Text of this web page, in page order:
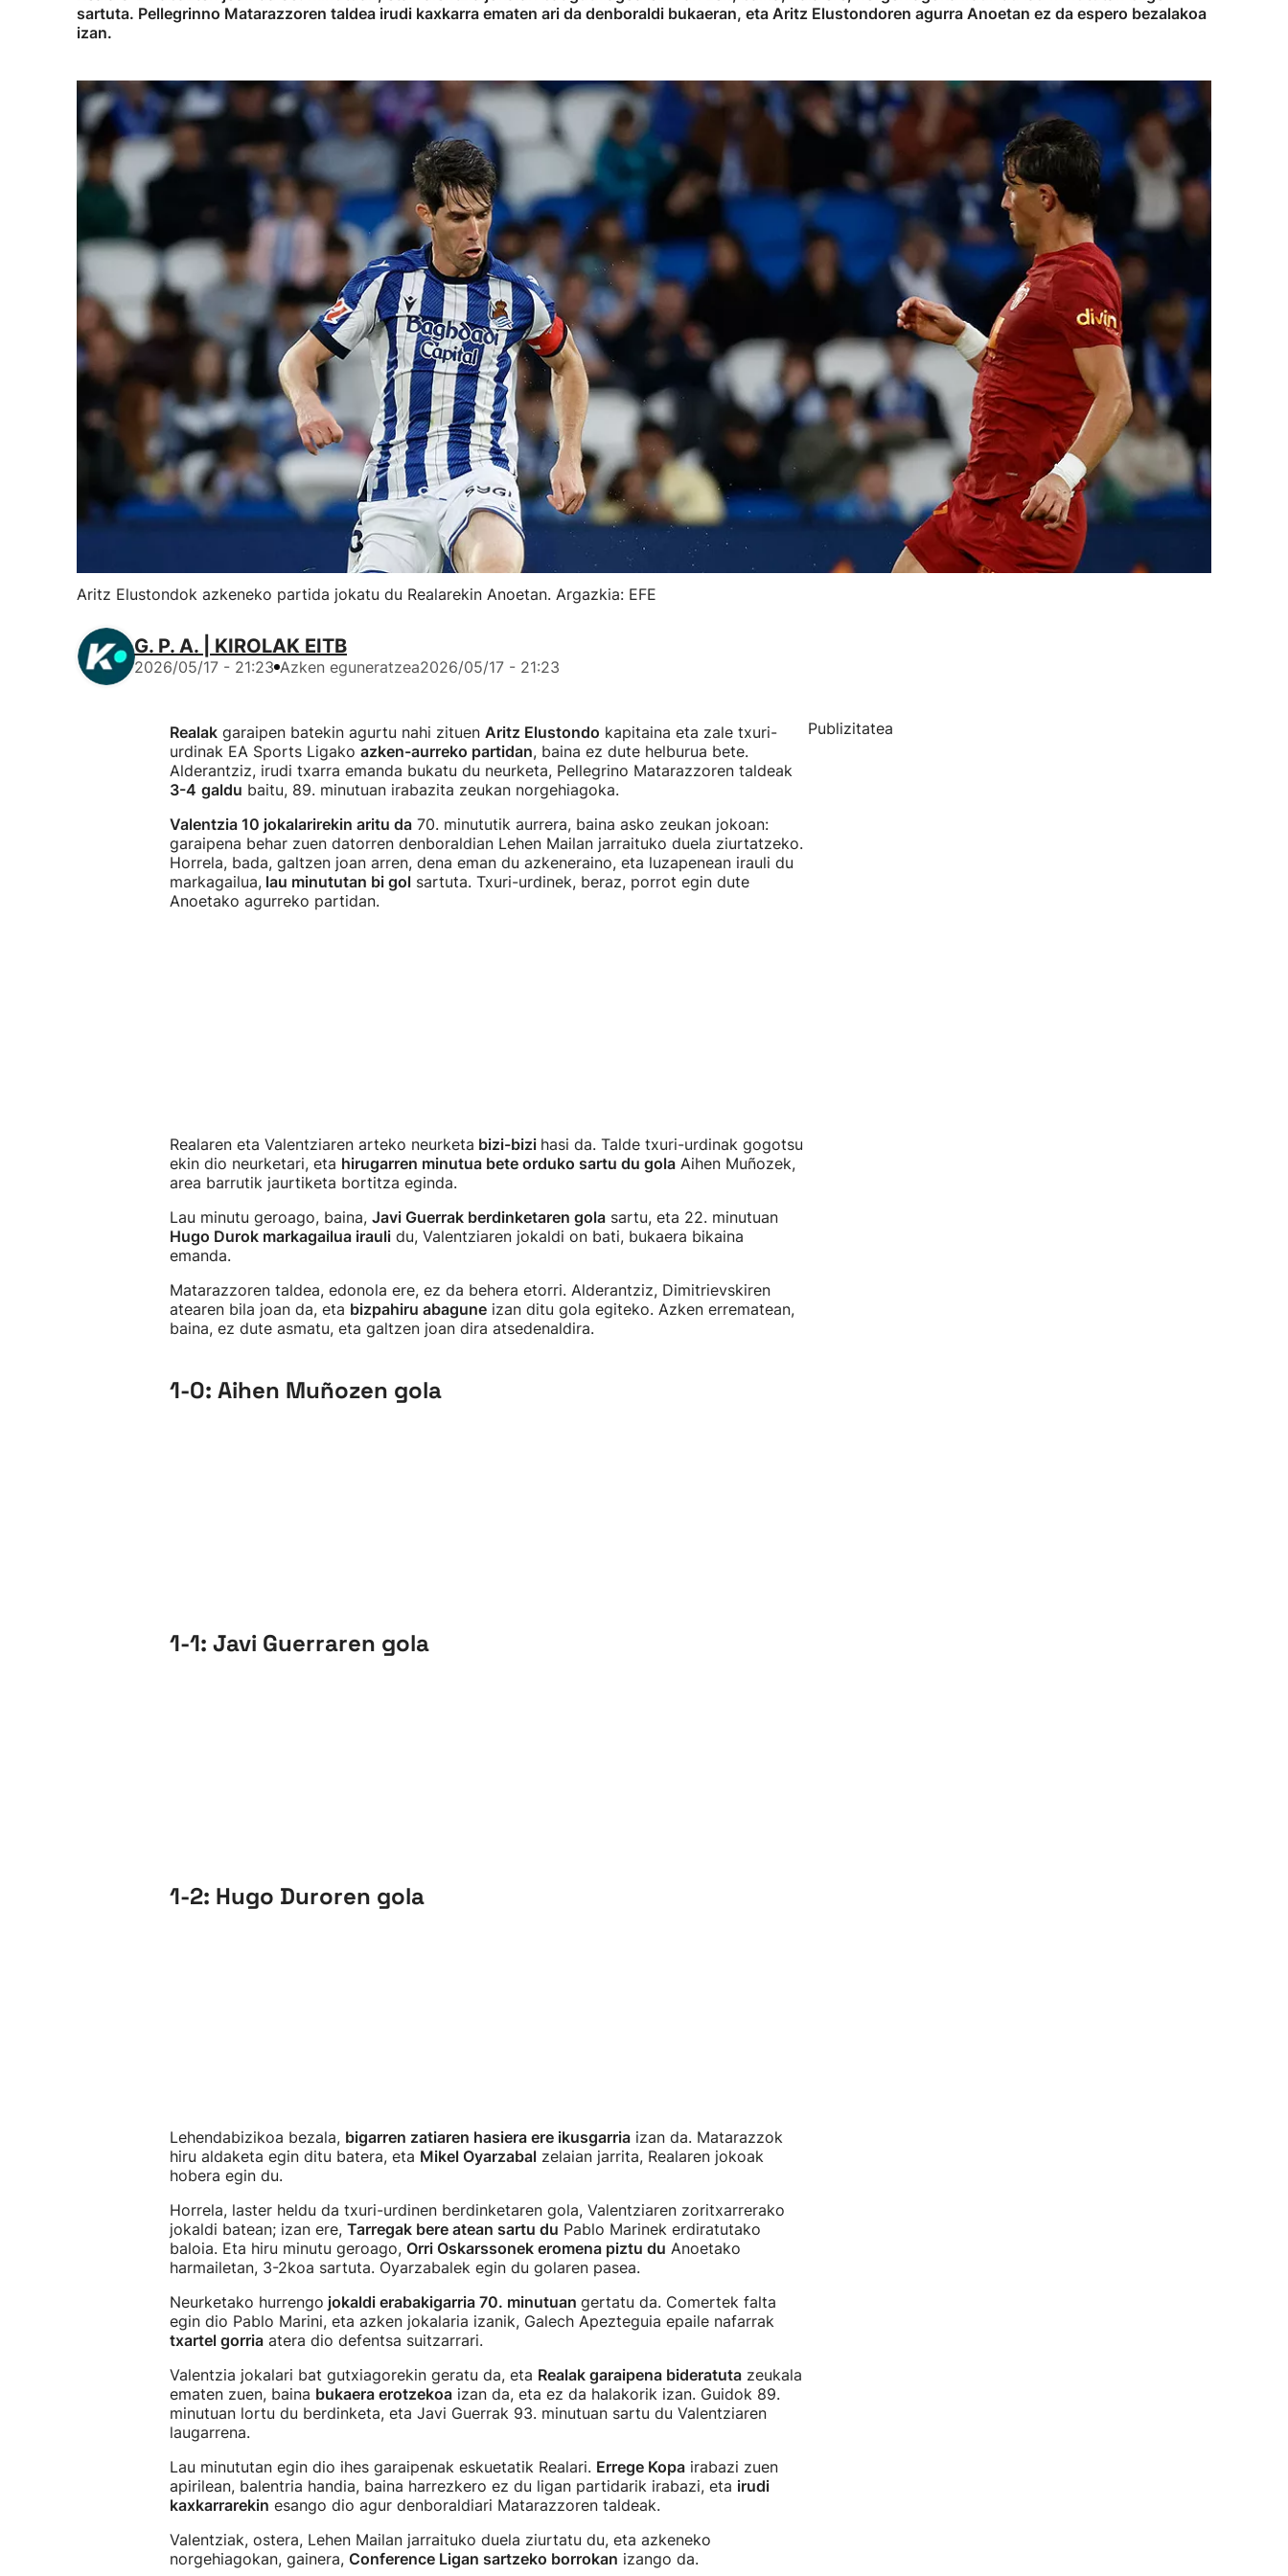
sartuta. Pellegrinno Matarazzoren taldea irudi kaxkarra ematen ari da denboraldi bukaeran, eta Aritz Elustondoren agurra Anoetan ez da espero bezalakoa
izan.
Aritz Elustondok azkeneko partida jokatu du Realarekin Anoetan. Argazkia: EFE
G. P. A. | KIROLAK EITB
2026/05/17 - 21:23 Azken eguneratzea2026/05/17 - 21:23
Realak garaipen batekin agurtu nahi zituen Aritz Elustondo kapitaina eta zale txuri-
urdinak EA Sports Ligako azken-aurreko partidan, baina ez dute helburua bete.
Alderantziz, irudi txarra emanda bukatu du neurketa, Pellegrino Matarazzoren taldeak
3-4 galdu baitu, 89. minutuan irabazita zeukan norgehiagoka.
Valentzia 10 jokalarirekin aritu da 70. minututik aurrera, baina asko zeukan jokoan:
garaipena behar zuen datorren denboraldian Lehen Mailan jarraituko duela ziurtatzeko.
Horrela, bada, galtzen joan arren, dena eman du azkeneraino, eta luzapenean irauli du
markagailua, lau minututan bi gol sartuta. Txuri-urdinek, beraz, porrot egin dute
Anoetako agurreko partidan.
Realaren eta Valentziaren arteko neurketa bizi-bizi hasi da. Talde txuri-urdinak gogotsu
ekin dio neurketari, eta hirugarren minutua bete orduko sartu du gola Aihen Muñozek,
area barrutik jaurtiketa bortitza eginda.
Lau minutu geroago, baina, Javi Guerrak berdinketaren gola sartu, eta 22. minutuan
Hugo Durok markagailua irauli du, Valentziaren jokaldi on bati, bukaera bikaina
emanda.
Matarazzoren taldea, edonola ere, ez da behera etorri. Alderantziz, Dimitrievskiren
atearen bila joan da, eta bizpahiru abagune izan ditu gola egiteko. Azken errematean,
baina, ez dute asmatu, eta galtzen joan dira atsedenaldira.
1-0: Aihen Muñozen gola
1-1: Javi Guerraren gola
1-2: Hugo Duroren gola
Lehendabizikoa bezala, bigarren zatiaren hasiera ere ikusgarria izan da. Matarazzok
hiru aldaketa egin ditu batera, eta Mikel Oyarzabal zelaian jarrita, Realaren jokoak
hobera egin du.
Horrela, laster heldu da txuri-urdinen berdinketaren gola, Valentziaren zoritxarrerako
jokaldi batean; izan ere, Tarregak bere atean sartu du Pablo Marinek erdiratutako
baloia. Eta hiru minutu geroago, Orri Oskarssonek eromena piztu du Anoetako
harmailetan, 3-2koa sartuta. Oyarzabalek egin du golaren pasea.
Neurketako hurrengo jokaldi erabakigarria 70. minutuan gertatu da. Comertek falta
egin dio Pablo Marini, eta azken jokalaria izanik, Galech Apezteguia epaile nafarrak
txartel gorria atera dio defentsa suitzarrari.
Valentzia jokalari bat gutxiagorekin geratu da, eta Realak garaipena bideratuta zeukala
ematen zuen, baina bukaera erotzekoa izan da, eta ez da halakorik izan. Guidok 89.
minutuan lortu du berdinketa, eta Javi Guerrak 93. minutuan sartu du Valentziaren
laugarrena.
Lau minututan egin dio ihes garaipenak eskuetatik Realari. Errege Kopa irabazi zuen
apirilean, balentria handia, baina harrezkero ez du ligan partidarik irabazi, eta irudi
kaxkarrarekin esango dio agur denboraldiari Matarazzoren taldeak.
Valentziak, ostera, Lehen Mailan jarraituko duela ziurtatu du, eta azkeneko
norgehiagokan, gainera, Conference Ligan sartzeko borrokan izango da.
Publizitatea